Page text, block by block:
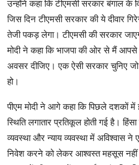
उन्होंने कहा कि टीएमसी सरकार बंगाल
जिस दिन टीएमसी सरकार की ये दीवार
तेजी पकड़ लेगा। टीएमसी की सरकार
मोदी ने कहा कि भाजपा की ओर से मैं
अवसर दीजिए। एक ऐसी सरकार चुनिए जो
हो।
पीएम मोदी ने आगे कहा कि पिछले दशकों
स्थिति लगातार प्रतिकूल होती गई है।
व्यवस्था और न्याय व्यवस्था में अविश्वास ने
निवेश करने को लेकर आश्वस्त महसूस नहीं